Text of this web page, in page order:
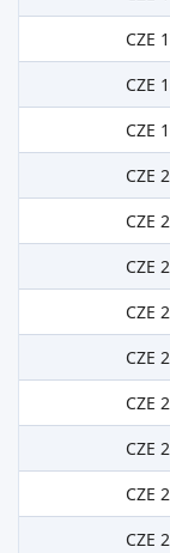
CZE
CZE
CZE
CZE
CZE
CZE
CZE
CZE
CZE
CZE
CZE
CZE